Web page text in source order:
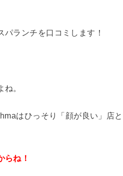
ランチを口コミします！
。
はひっそり「顔が良い」店
らね！